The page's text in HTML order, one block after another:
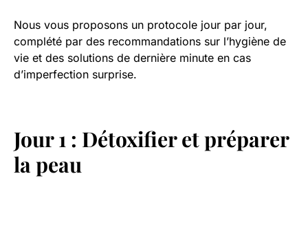
Nous vous proposons un protocole jour par jour,
complété par des recommandations sur l’hygiène de
vie et des solutions de dernière minute en cas
d’imperfection surprise.
Jour 1 : Détoxifier et préparer
la peau